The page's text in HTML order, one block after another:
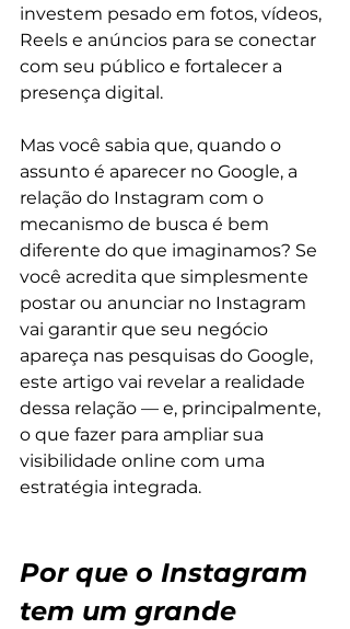
investem pesado em fotos, vídeos,
Reels e anúncios para se conectar
com seu público e fortalecer a
presença digital.
Mas você sabia que, quando o
assunto é aparecer no Google, a
relação do Instagram com o
mecanismo de busca é bem
diferente do que imaginamos? Se
você acredita que simplesmente
postar ou anunciar no Instagram
vai garantir que seu negócio
apareça nas pesquisas do Google,
este artigo vai revelar a realidade
dessa relação — e, principalmente,
o que fazer para ampliar sua
visibilidade online com uma
estratégia integrada.
Por que o Instagram
tem um grande